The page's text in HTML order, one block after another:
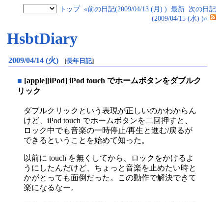
トップ «前の日記(2009/04/13 (月) ) 最新 次の日記
(2009/04/15 (水) )»
HsbtDiary
2009/04/14 (火) [長年日記]
■ [apple][iPod] iPod touch でホームボタンをダブルク
リック
ダブルクリックという表現が正しいのかわからん
けど、iPod touch でホームボタンを二回押すと、
ロック中でも音楽の一時停止/再生と進む/戻るが
できるということを始めて知った。
以前に touch を無くしてから、ロックをかけるよ
うにしたんだけど、ちょっと音楽を止めたい時と
かがとっても面倒だった。この動作で解決できて
楽になるなー。